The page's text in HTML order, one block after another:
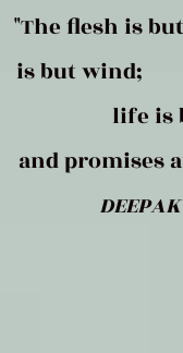
"The flesh is
is but
life is but
and promises